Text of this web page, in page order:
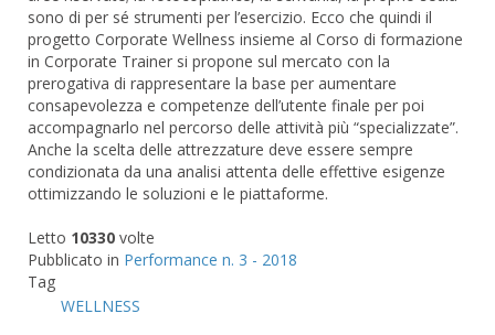
sono di per sé strumenti per l’esercizio. Ecco che quindi il
progetto Corporate Wellness insieme al Corso di formazione
in Corporate Trainer si propone sul mercato con la
prerogativa di rappresentare la base per aumentare
consapevolezza e competenze dell’utente finale per poi
accompagnarlo nel percorso delle attività più “specializzate”.
Anche la scelta delle attrezzature deve essere sempre
condizionata da una analisi attenta delle effettive esigenze
ottimizzando le soluzioni e le piattaforme.
Letto 10330 volte
Pubblicato in Performance n. 3 - 2018
Tag
WELLNESS